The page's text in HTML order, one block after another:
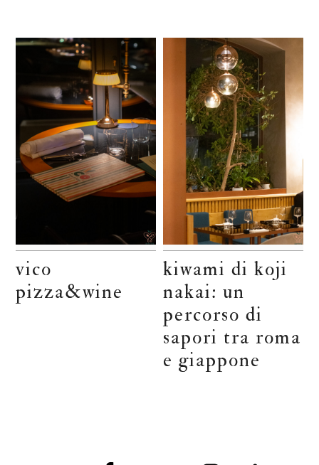
vico
pizza&wine
kiwami di koji
nakai: un
percorso di
sapori tra roma
e giappone